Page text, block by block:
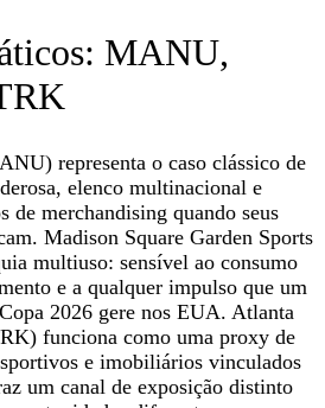
MANU,
representa o caso clássico de
elenco multinacional e
de merchandising quando seus
Madison Square Garden Sports
multiuso: sensível ao consumo
e a qualquer impulso que um
2026 gere nos EUA. Atlanta
funciona como uma proxy de
e imobiliários vinculados
um canal de exposição distinto